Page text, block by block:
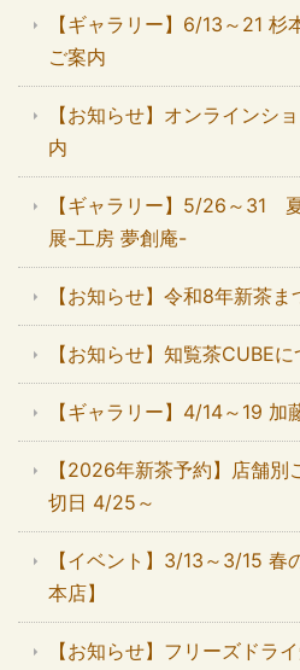
【ギャラリー】6/13～21
ご案内
【お知らせ】オンラインシ
内
【ギャラリー】5/26～31
展-工房 夢創庵-
【お知らせ】令和8年新茶
【お知らせ】知覧茶CUBE
【ギャラリー】4/14～19
【2026年新茶予約】店舗
切日 4/25～
【イベント】3/13～3/15
本店】
【お知らせ】フリーズドラ